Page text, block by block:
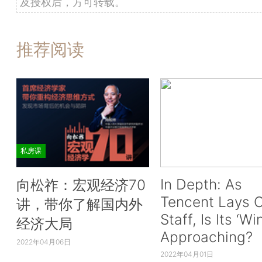
推荐阅读
私房课
向松祚：宏观经济70
讲，带你了解国内外
经济大局
2022年04月06日
In Depth: As
Tencent Lays
Staff, Is Its
Approaching?
2022年04月01日